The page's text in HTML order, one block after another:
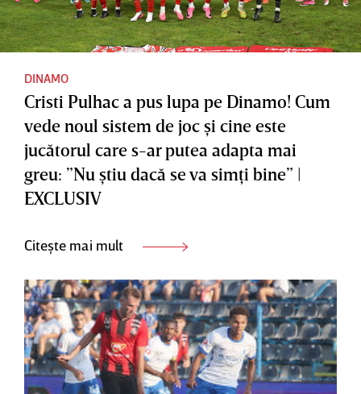
ul
de
DINAMO
Cristi Pulhac a pus lupa pe Dinamo! Cum
vede noul sistem de joc şi cine este
jucătorul care s-ar putea adapta mai
greu: ”Nu ştiu dacă se va simţi bine” |
EXCLUSIV
Citește mai mult